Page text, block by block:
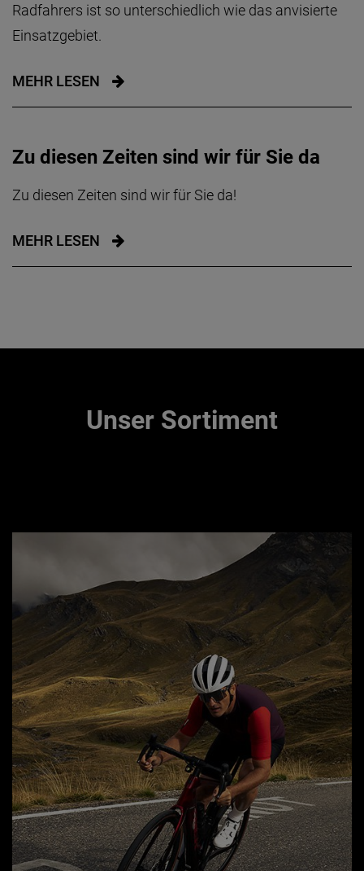
Radfahrers ist so unterschiedlich wie das anvisierte
Einsatzgebiet.
MEHR LESEN
Zu diesen Zeiten sind wir für Sie da
Zu diesen Zeiten sind wir für Sie da!
MEHR LESEN
Unser Sortiment